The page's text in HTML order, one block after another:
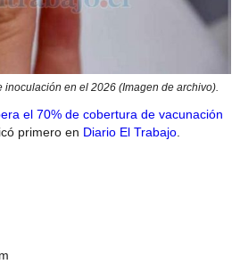
en el 2026 (Imagen de archivo).
el 70% de cobertura de vacunación
primero en Diario El Trabajo